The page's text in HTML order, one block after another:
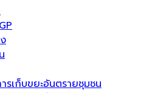
รเก็บขยะอันตรายชุมชน